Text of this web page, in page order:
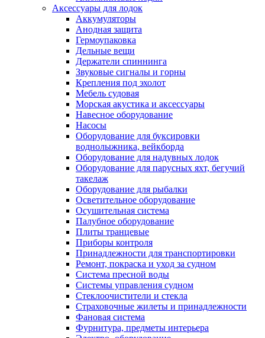
Аксессуары для лодок
Аккумуляторы
Анодная защита
Гермоупаковка
Дельные вещи
Держатели спиннинга
Звуковые сигналы и горны
Крепления под эхолот
Мебель судовая
Морская акустика и аксессуары
Навесное оборудование
Насосы
Оборудование для буксировки
воднолыжника, вейкборда
Оборудование для надувных лодок
Оборудование для парусных яхт, бегучий
такелаж
Оборудование для рыбалки
Осветительное оборудование
Осушительная система
Палубное оборудование
Плиты транцевые
Приборы контроля
Принадлежности для транспортировки
Ремонт, покраска и уход за судном
Система пресной воды
Системы управления судном
Стеклоочистители и стекла
Страховочные жилеты и принадлежности
Фановая система
Фурнитура, предметы интерьера